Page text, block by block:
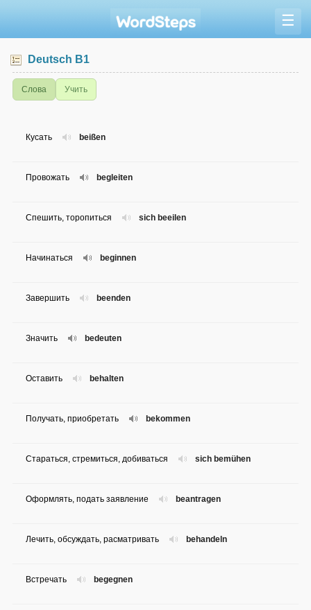
☰
Deutsch B1
Слова Учить
beißen
Кусать
begleiten
Провожать
sich beeilen
Спешить, торопиться
beginnen
Начинаться
beenden
Завершить
bedeuten
Значить
behalten
Оставить
bekommen
Получать, приобретать
sich bemühen
Стараться, стремиться, добиваться
beantragen
Оформлять, подать заявление
behandeln
Лечить, обсуждать, расматривать
begegnen
Встречать